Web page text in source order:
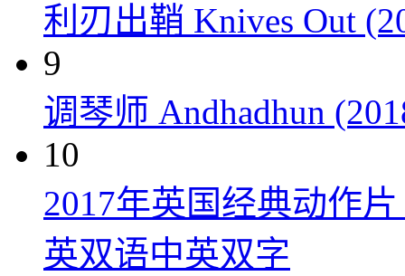
利刃出鞘 Knives Out
9
调琴师 Andhadhun
10
2017年英国经典动作
英双语中英双字